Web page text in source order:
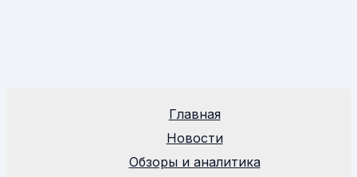
Главная
Новости
Обзоры и аналитика